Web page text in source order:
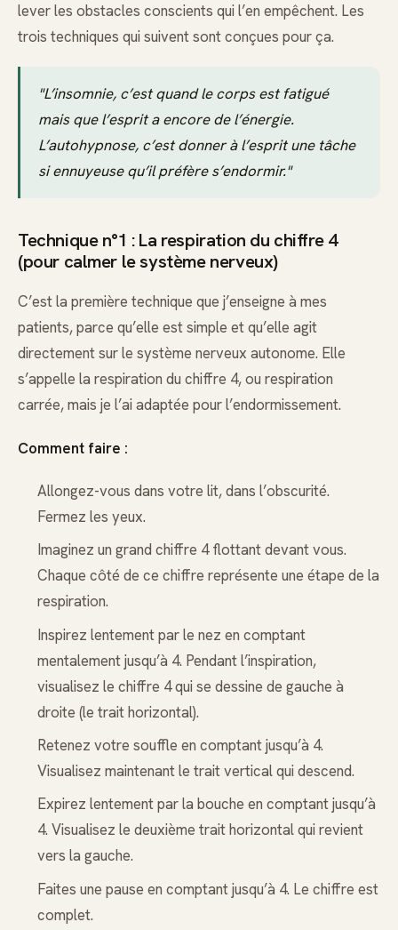
lever les obstacles conscients qui l’en empêchent. Les
trois techniques qui suivent sont conçues pour ça.
"L’insomnie, c’est quand le corps est fatigué
mais que l’esprit a encore de l’énergie.
L’autohypnose, c’est donner à l’esprit une tâche
si ennuyeuse qu’il préfère s’endormir."
Technique n°1 : La respiration du chiffre 4
(pour calmer le système nerveux)
C’est la première technique que j’enseigne à mes
patients, parce qu’elle est simple et qu’elle agit
directement sur le système nerveux autonome. Elle
s’appelle la respiration du chiffre 4, ou respiration
carrée, mais je l’ai adaptée pour l’endormissement.
Comment faire :
Allongez-vous dans votre lit, dans l’obscurité.
Fermez les yeux.
Imaginez un grand chiffre 4 flottant devant vous.
Chaque côté de ce chiffre représente une étape de la
respiration.
Inspirez lentement par le nez en comptant
mentalement jusqu’à 4. Pendant l’inspiration,
visualisez le chiffre 4 qui se dessine de gauche à
droite (le trait horizontal).
Retenez votre souffle en comptant jusqu’à 4.
Visualisez maintenant le trait vertical qui descend.
Expirez lentement par la bouche en comptant jusqu’à
4. Visualisez le deuxième trait horizontal qui revient
vers la gauche.
Faites une pause en comptant jusqu’à 4. Le chiffre est
complet.